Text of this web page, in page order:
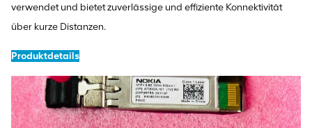
verwendet und bietet zuverlässige und effiziente Konnektivität
über kurze Distanzen.
Produktdetails